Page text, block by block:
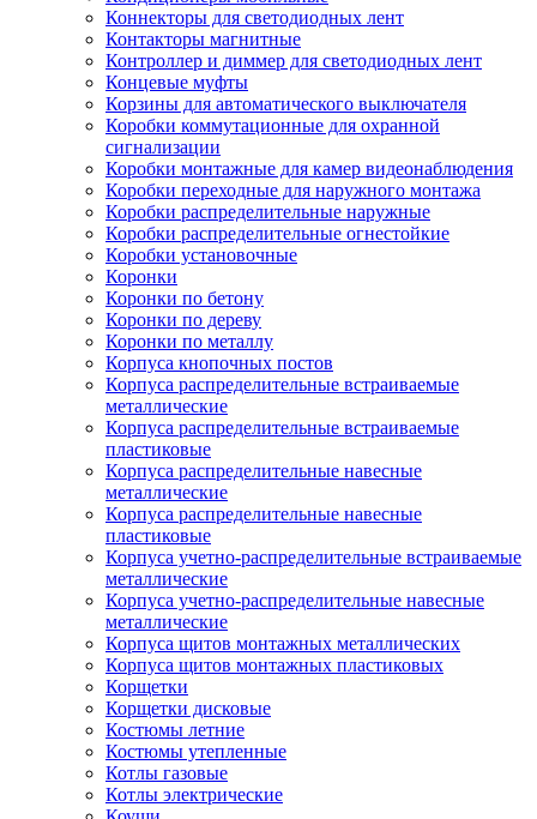
Коннекторы для светодиодных лент
Контакторы магнитные
Контроллер и диммер для светодиодных лент
Концевые муфты
Корзины для автоматического выключателя
Коробки коммутационные для охранной
сигнализации
Коробки монтажные для камер видеонаблюдения
Коробки переходные для наружного монтажа
Коробки распределительные наружные
Коробки распределительные огнестойкие
Коробки установочные
Коронки
Коронки по бетону
Коронки по дереву
Коронки по металлу
Корпуса кнопочных постов
Корпуса распределительные встраиваемые
металлические
Корпуса распределительные встраиваемые
пластиковые
Корпуса распределительные навесные
металлические
Корпуса распределительные навесные
пластиковые
Корпуса учетно-распределительные встраиваемые
металлические
Корпуса учетно-распределительные навесные
металлические
Корпуса щитов монтажных металлических
Корпуса щитов монтажных пластиковых
Корщетки
Корщетки дисковые
Костюмы летние
Костюмы утепленные
Котлы газовые
Котлы электрические